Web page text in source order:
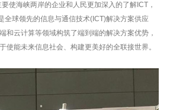
使海峡两岸的企业和人民更加深入的了解ICT，
球领先的信息与通信技术(ICT)解决方案供应
云计算等领域构筑了端到端的解决方案优势，
能未来信息社会、构建更美好的全联接世界。